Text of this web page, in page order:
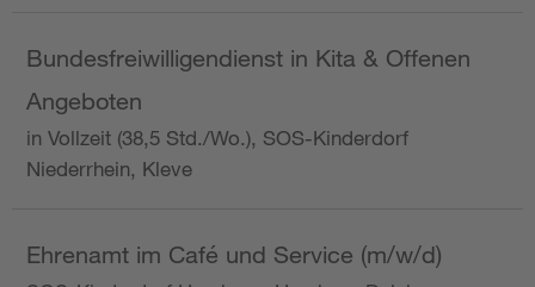
Bundesfreiwilligendienst in Kita & Offenen
Angeboten
in Vollzeit (38,5 Std./Wo.), SOS-Kinderdorf
Niederrhein, Kleve
Ehrenamt im Café und Service (m/w/d)